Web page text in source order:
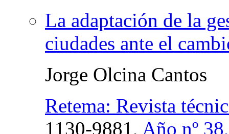
La adaptación de la
ciudades ante el
Jorge Olcina Cantos
Retema: Revista
1130-9881, Año nº